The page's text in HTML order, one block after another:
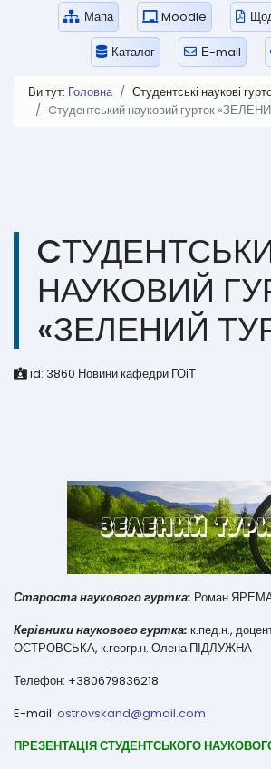
Мапа Moodle
Каталог Е-mail
Ви тут: Головна
Студентські наукові
Cтудентський науковий гурток
НАУКОВИЙ
«ЗЕЛЕНИЙ
id: 3860 Новини кафедри ГОіТ
Староста наукового гуртка: Роман
Керівники наукового гуртка: к.пед.н.,
ОСТРОВСЬКА, к.геогр.н. Олена ПІДЛУЖНА
Телефон: +380679836218
E-mail: ostrovskand@gmail.com
ПРЕЗЕНТАЦІЯ СТУДЕНТСЬКОГО